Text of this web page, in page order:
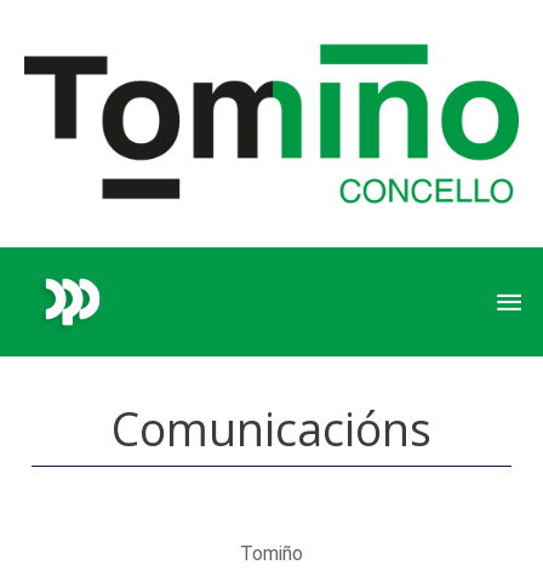
Comunicacións
Tomiño